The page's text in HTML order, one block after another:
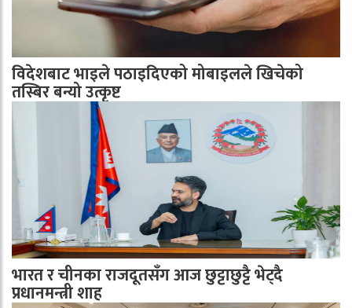
विदेशबाट भाइले पठाइदिएको मोबाइलले खिचेको
तस्बिर बन्यो उत्कृष्ट
भारत र चीनका राजदूतसँग आज छुट्टाछुट्टै भेट्दै
प्रधानमन्त्री शाह